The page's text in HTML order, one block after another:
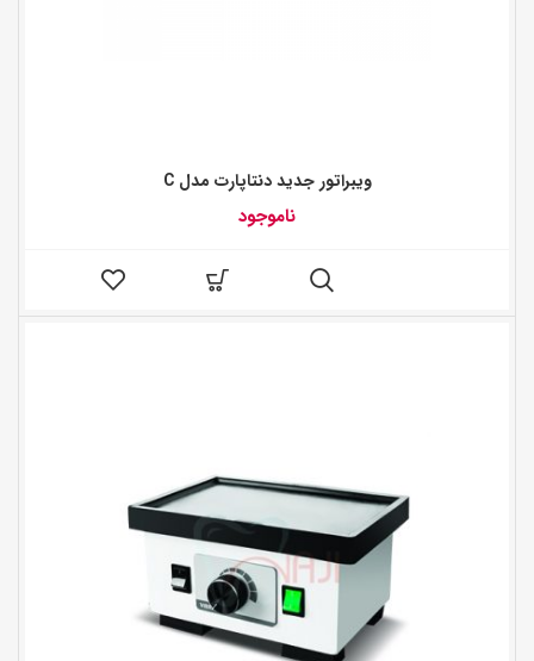
ويبراتور جديد دنتاپارت مدل C
ناموجود